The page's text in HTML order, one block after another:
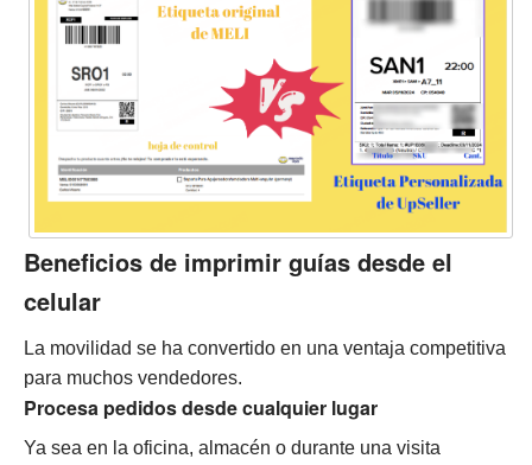
Beneficios de imprimir guías desde el
celular
La movilidad se ha convertido en una ventaja competitiva
para muchos vendedores.
Procesa pedidos desde cualquier lugar
Ya sea en la oficina, almacén o durante una visita